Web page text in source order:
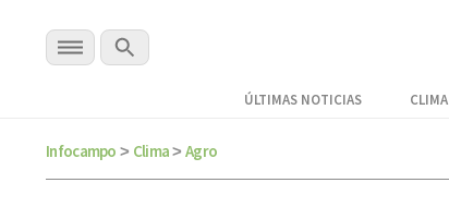
ÚLTIMAS NOTICIAS CLIMA
Infocampo > Clima>Agro